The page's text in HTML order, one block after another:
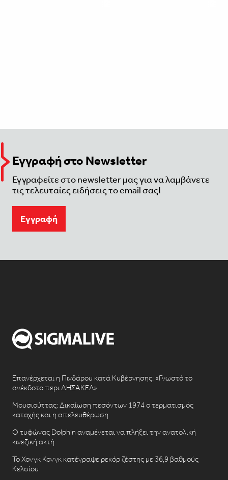
Εγγραφή στο Newsletter
Εγγραφείτε στο newsletter μας για να λαμβάνετε
τις τελευταίες ειδήσεις το email σας!
Eγγραφή
Επανέρχεται η Πινδάρου κατά Κυβέρνησης: «Γνωστό το
ανέκδοτο περι ΔΗΣΑΚΕΛ»
Μουσιούττας: Δικαίωση πεσόντων 1974 ο τερματισμός
κατοχής και η απελευθέρωση
Ο τυφώνας Dolphin αναμένεται να πλήξει την ανατολική
κινεζική ακτή
Το Χονγκ Κονγκ κατέγραψε ρεκόρ ζέστης με 36,9 βαθμούς
Κελσίου